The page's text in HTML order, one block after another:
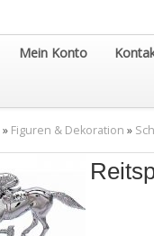
Mein Konto
» Figuren & Dekoration »